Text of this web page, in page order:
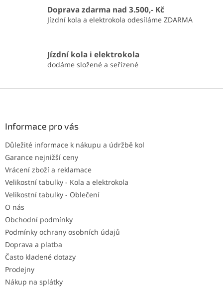
Doprava zdarma nad 3.500,- Kč
Jízdní kola a elektrokola odesíláme ZDARMA
Jízdní kola i elektrokola
dodáme složené a seřízené
Informace pro vás
Důležité informace k nákupu a údržbě kol
Garance nejnižší ceny
Vrácení zboží a reklamace
Velikostní tabulky - Kola a elektrokola
Velikostní tabulky - Oblečení
O nás
Obchodní podmínky
Podmínky ochrany osobních údajů
Doprava a platba
Často kladené dotazy
Prodejny
Nákup na splátky